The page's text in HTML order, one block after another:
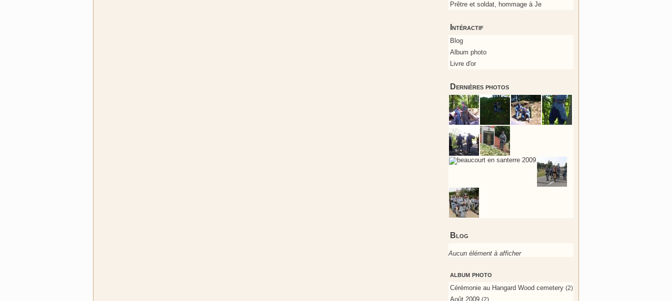
Prêtre et soldat, hommage à Je
Intéractif
Blog
Album photo
Livre d'or
Dernières photos
Blog
Aucun élément à afficher
album photo
Cérémonie au Hangard Wood cemetery (2)
Août 2009 (2)